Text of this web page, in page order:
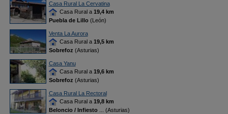
Casa Rural La Cervatina
Casa Rural a 19,4 km
Puebla de Lillo(León)
Venta La Aurora
Casa Rural a 19,5 km
Sobrefoz (Asturias)
Casa Yanu
Casa Rural a 19,6 km
Sobrefoz (Asturias)
Casa Rural La Rectoral
Casa Rural a 19,8 km
Beloncio / Infiesto
... (Asturias)